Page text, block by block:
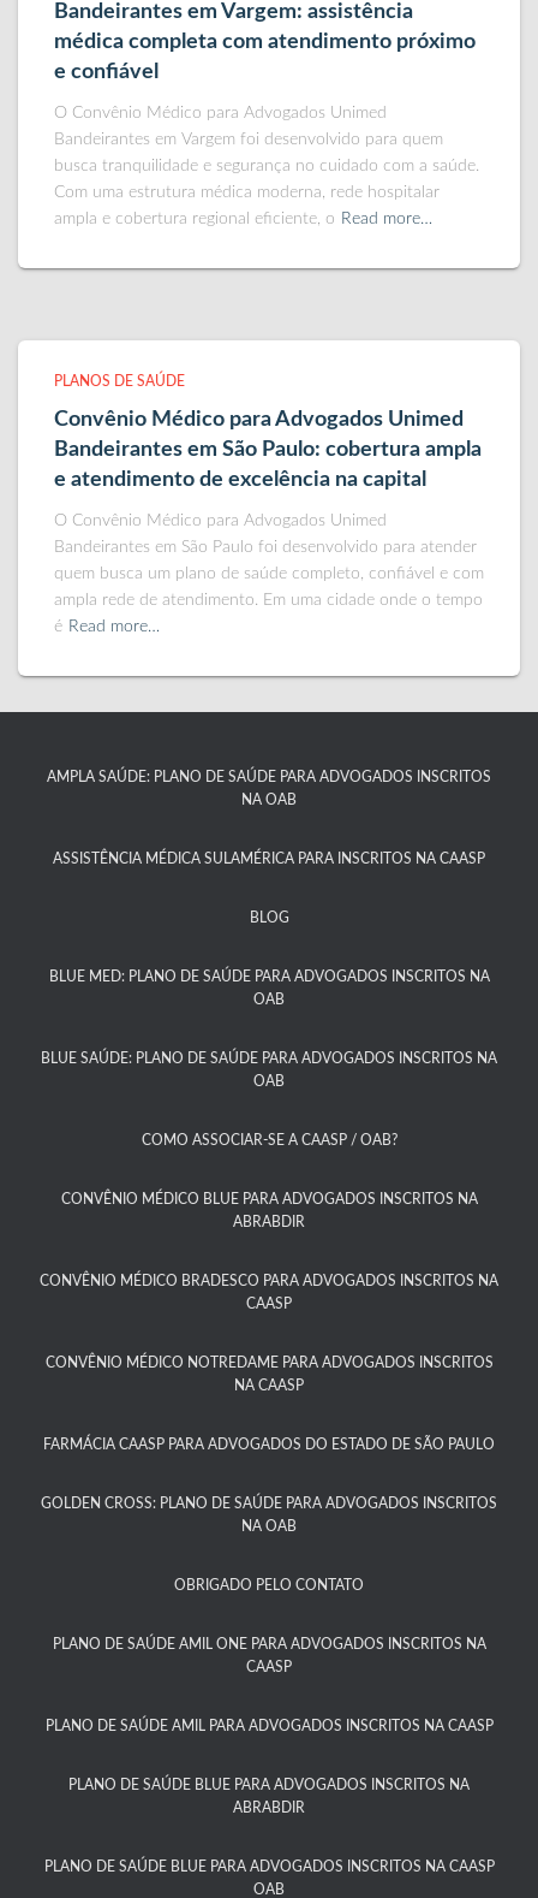
Bandeirantes em Vargem: assistência
médica completa com atendimento próximo
e confiável
O Convênio Médico para Advogados Unimed
Bandeirantes em Vargem foi desenvolvido para quem
busca tranquilidade e segurança no cuidado com a saúde.
Com uma estrutura médica moderna, rede hospitalar
ampla e cobertura regional eficiente, o Read more…
PLANOS DE SAÚDE
Convênio Médico para Advogados Unimed
Bandeirantes em São Paulo: cobertura ampla
e atendimento de excelência na capital
O Convênio Médico para Advogados Unimed
Bandeirantes em São Paulo foi desenvolvido para atender
quem busca um plano de saúde completo, confiável e com
ampla rede de atendimento. Em uma cidade onde o tempo
é Read more…
AMPLA SAÚDE: PLANO DE SAÚDE PARA ADVOGADOS INSCRITOS
NA OAB
ASSISTÊNCIA MÉDICA SULAMÉRICA PARA INSCRITOS NA CAASP​
BLOG
BLUE MED: PLANO DE SAÚDE PARA ADVOGADOS INSCRITOS NA
OAB
BLUE SAÚDE: PLANO DE SAÚDE PARA ADVOGADOS INSCRITOS NA
OAB​
COMO ASSOCIAR-SE A CAASP / OAB?​
CONVÊNIO MÉDICO BLUE PARA ADVOGADOS INSCRITOS NA
ABRABDIR
CONVÊNIO MÉDICO BRADESCO PARA ADVOGADOS INSCRITOS NA
CAASP​
CONVÊNIO MÉDICO NOTREDAME PARA ADVOGADOS INSCRITOS
NA CAASP​
FARMÁCIA CAASP PARA ADVOGADOS DO ESTADO DE SÃO PAULO​
GOLDEN CROSS: PLANO DE SAÚDE PARA ADVOGADOS INSCRITOS
NA OAB
OBRIGADO PELO CONTATO
PLANO DE SAÚDE AMIL ONE PARA ADVOGADOS INSCRITOS NA
CAASP​
PLANO DE SAÚDE AMIL PARA ADVOGADOS INSCRITOS NA CAASP
PLANO DE SAÚDE BLUE PARA ADVOGADOS INSCRITOS NA
ABRABDIR
PLANO DE SAÚDE BLUE PARA ADVOGADOS INSCRITOS NA CAASP
OAB